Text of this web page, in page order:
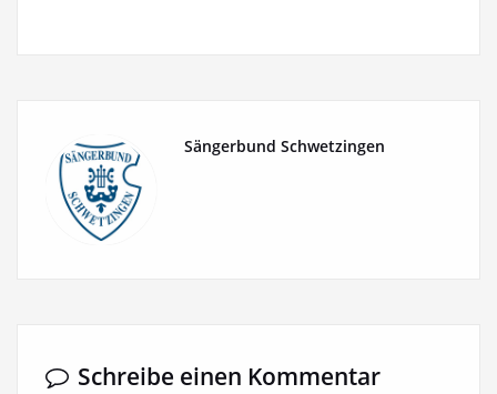
Sängerbund Schwetzingen
Schreibe einen Kommentar